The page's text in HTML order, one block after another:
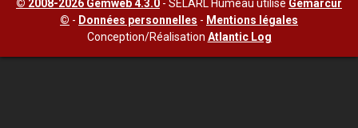
© 2008-2026 Gemweb 4.3.0 - SELARL Humeau utilise Gemarcur
© - Données personnelles - Mentions légales
Conception/Réalisation Atlantic Log